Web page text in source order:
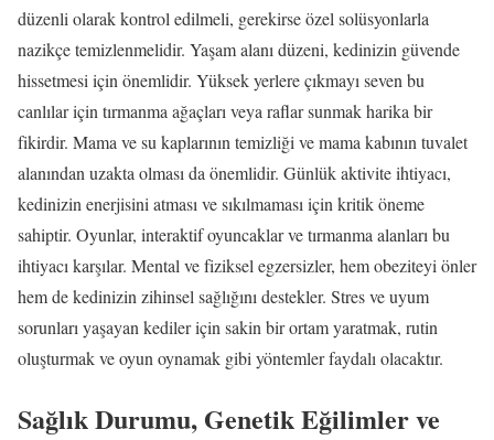
düzenli olarak kontrol edilmeli, gerekirse özel solüsyonlarla
nazikçe temizlenmelidir. Yaşam alanı düzeni, kedinizin güvende
hissetmesi için önemlidir. Yüksek yerlere çıkmayı seven bu
canlılar için tırmanma ağaçları veya raflar sunmak harika bir
fikirdir. Mama ve su kaplarının temizliği ve mama kabının tuvalet
alanından uzakta olması da önemlidir. Günlük aktivite ihtiyacı,
kedinizin enerjisini atması ve sıkılmaması için kritik öneme
sahiptir. Oyunlar, interaktif oyuncaklar ve tırmanma alanları bu
ihtiyacı karşılar. Mental ve fiziksel egzersizler, hem obeziteyi önler
hem de kedinizin zihinsel sağlığını destekler. Stres ve uyum
sorunları yaşayan kediler için sakin bir ortam yaratmak, rutin
oluşturmak ve oyun oynamak gibi yöntemler faydalı olacaktır.
Sağlık Durumu, Genetik Eğilimler ve